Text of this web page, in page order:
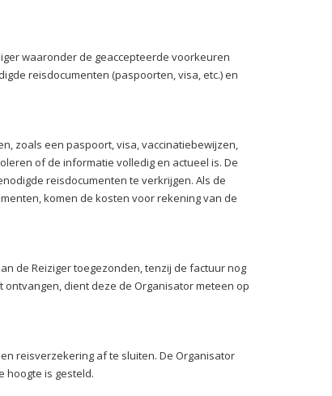
waaronder de geaccepteerde voorkeuren
reisdocumenten (paspoorten, visa, etc.) en
zoals een paspoort, visa, vaccinatiebewijzen,
of de informatie volledig en actueel is. De
reisdocumenten te verkrijgen. Als de
komen de kosten voor rekening van de
de Reiziger toegezonden, tenzij de factuur nog
dient deze de Organisator meteen op
reisverzekering af te sluiten. De Organisator
hoogte is gesteld.